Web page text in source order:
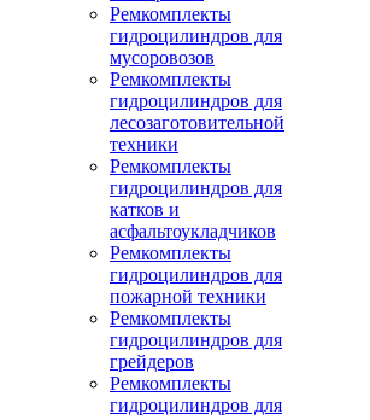
Ремкомплекты
гидроцилиндров для
мусоровозов
Ремкомплекты
гидроцилиндров для
лесозаготовительной
техники
Ремкомплекты
гидроцилиндров для
катков и
асфальтоукладчиков
Ремкомплекты
гидроцилиндров для
пожарной техники
Ремкомплекты
гидроцилиндров для
грейдеров
Ремкомплекты
гидроцилиндров для